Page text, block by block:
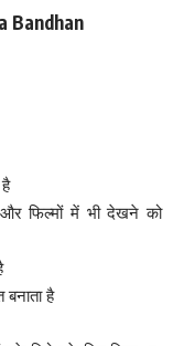
Bandhan
और फिल्मों में भी देखने को
बनाता है